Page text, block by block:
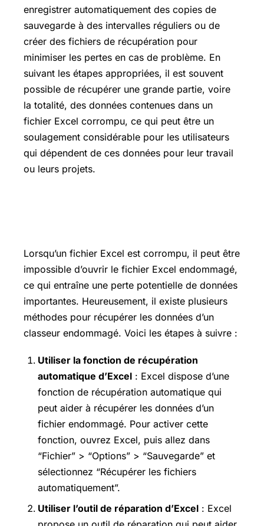
enregistrer automatiquement des copies de
sauvegarde à des intervalles réguliers ou de
créer des fichiers de récupération pour
minimiser les pertes en cas de problème. En
suivant les étapes appropriées, il est souvent
possible de récupérer une grande partie, voire
la totalité, des données contenues dans un
fichier Excel corrompu, ce qui peut être un
soulagement considérable pour les utilisateurs
qui dépendent de ces données pour leur travail
ou leurs projets.
Lorsqu’un fichier Excel est corrompu, il peut être
impossible d’ouvrir le fichier Excel endommagé,
ce qui entraîne une perte potentielle de données
importantes. Heureusement, il existe plusieurs
méthodes pour récupérer les données d’un
classeur endommagé. Voici les étapes à suivre :
Utiliser la fonction de récupération
automatique d’Excel : Excel dispose d’une
fonction de récupération automatique qui
peut aider à récupérer les données d’un
fichier endommagé. Pour activer cette
fonction, ouvrez Excel, puis allez dans
“Fichier” > “Options” > “Sauvegarde” et
sélectionnez “Récupérer les fichiers
automatiquement”.
Utiliser l’outil de réparation d’Excel : Excel